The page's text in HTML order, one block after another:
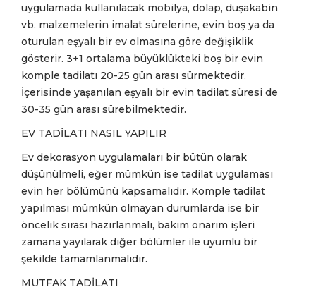
uygulamada kullanılacak mobilya, dolap, duşakabin
vb. malzemelerin imalat sürelerine, evin boş ya da
oturulan eşyalı bir ev olmasına göre değişiklik
gösterir. 3+1 ortalama büyüklükteki boş bir evin
komple tadilatı 20-25 gün arası sürmektedir.
İçerisinde yaşanılan eşyalı bir evin tadilat süresi de
30-35 gün arası sürebilmektedir.
EV TADİLATI NASIL YAPILIR
Ev dekorasyon uygulamaları bir bütün olarak
düşünülmeli, eğer mümkün ise tadilat uygulaması
evin her bölümünü kapsamalıdır. Komple tadilat
yapılması mümkün olmayan durumlarda ise bir
öncelik sırası hazırlanmalı, bakım onarım işleri
zamana yayılarak diğer bölümler ile uyumlu bir
şekilde tamamlanmalıdır.
MUTFAK TADİLATI